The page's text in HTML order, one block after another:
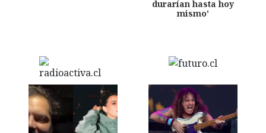
durarían hasta hoy
mismo'